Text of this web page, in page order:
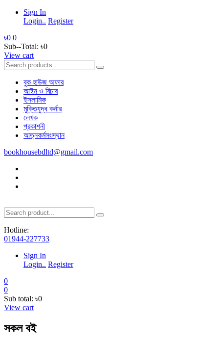
Sign In
Login.. Register
৳0 0
Sub--Total: ৳0
View cart
বুক হাউজ অফার
আইন ও বিচার
ইসলামিক
মুক্তিযুদ্ধ কর্নার
লেখক
প্রকাশনী
আত্নকর্মসংস্থান
bookhousebdltd@gmail.com
Hotline:
01944-227733
Sign In
Login.. Register
0
0
Sub total: ৳0
View cart
সকল বই